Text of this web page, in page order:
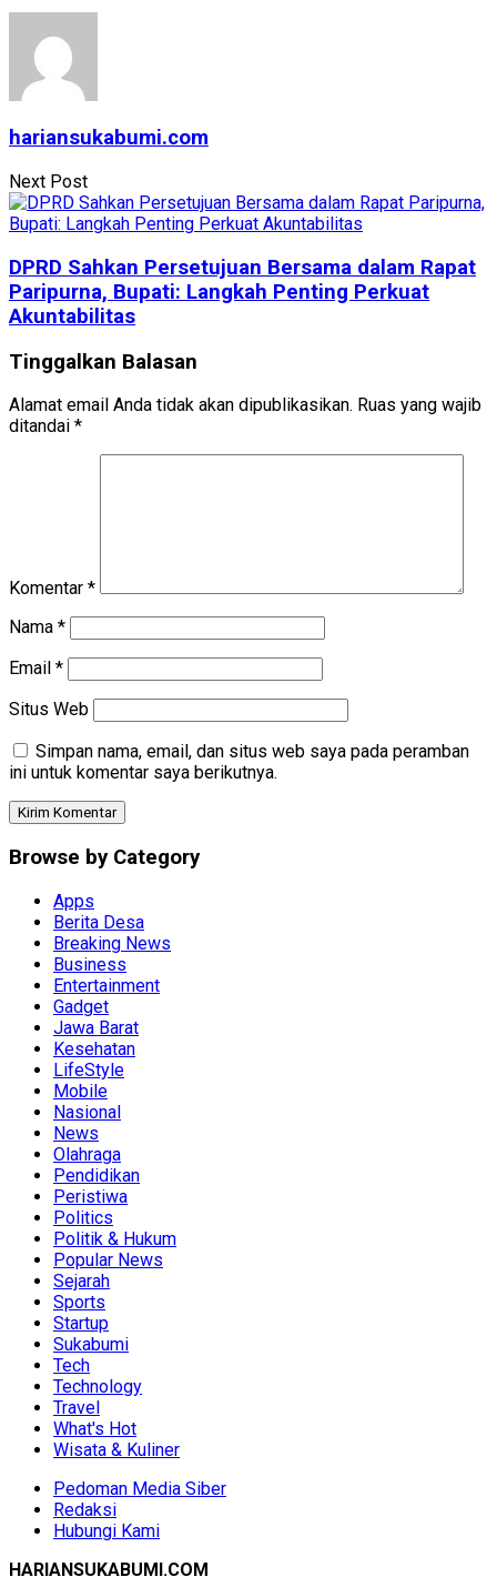
hariansukabumi.com
Next Post
DPRD Sahkan Persetujuan Bersama dalam Rapat
Paripurna, Bupati: Langkah Penting Perkuat
Akuntabilitas
Tinggalkan Balasan
Alamat email Anda tidak akan dipublikasikan. Ruas yang wajib
ditandai *
Komentar *
Nama *
Email *
Situs Web
Simpan nama, email, dan situs web saya pada peramban
ini untuk komentar saya berikutnya.
Browse by Category
Apps
Berita Desa
Breaking News
Business
Entertainment
Gadget
Jawa Barat
Kesehatan
LifeStyle
Mobile
Nasional
News
Olahraga
Pendidikan
Peristiwa
Politics
Politik & Hukum
Popular News
Sejarah
Sports
Startup
Sukabumi
Tech
Technology
Travel
What's Hot
Wisata & Kuliner
Pedoman Media Siber
Redaksi
Hubungi Kami
HARIANSUKABUMI.COM